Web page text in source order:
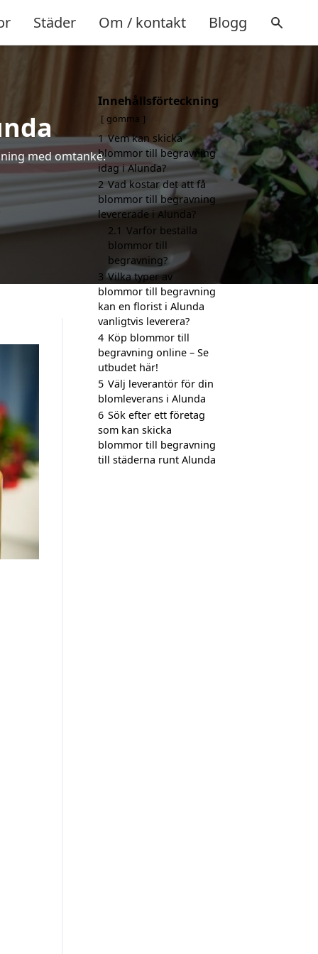
Städer Om / kontakt Blogg
med omtanke.
Innehållsförteckning
gömma
1 Vem kan skicka
blommor till begravning
idag i Alunda?
2 Vad kostar det att få
blommor till begravning
levererade i Alunda?
2.1 Varför beställa
blommor till
begravning?
3 Vilka typer av
blommor till begravning
kan en florist i Alunda
vanligtvis leverera?
4 Köp blommor till
begravning online – Se
utbudet här!
5 Välj leverantör för din
blomleverans i Alunda
6 Sök efter ett företag
som kan skicka
blommor till begravning
till städerna runt Alunda